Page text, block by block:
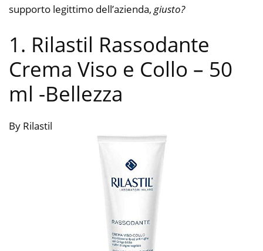
supporto legittimo dell’azienda, giusto?
1. Rilastil Rassodante
Crema Viso e Collo – 50
ml -Bellezza
By Rilastil